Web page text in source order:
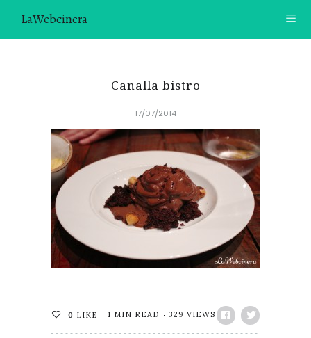
LaWebcinera
CONTACTO
SOBRE MÍ
¿TE GUSTARÍA UNIRTE A NUESTRA AVENTURA GASTRON
ÓMICA?
ÚNETE A LA NEWSLETTER
RECOMENDACIONES
Canalla bistro
17/07/2014
0 LIKE 1 MIN READ 329 VIEWS